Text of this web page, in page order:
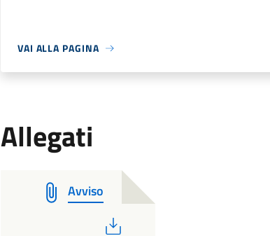
VAI ALLA PAGINA
Allegati
Avviso